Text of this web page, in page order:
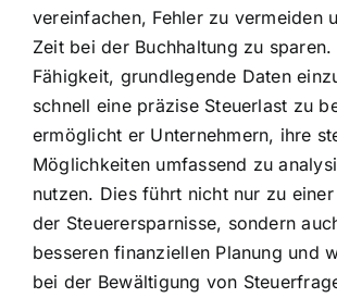
vereinfachen, Fehler zu vermeiden
Zeit bei der Buchhaltung zu
Fähigkeit, grundlegende Daten
schnell eine präzise Steuerlast zu
ermöglicht er Unternehmern, ihre
Möglichkeiten umfassend zu
nutzen. Dies führt nicht nur zu
der Steuerersparnisse, sondern
besseren finanziellen Planung und
bei der Bewältigung von